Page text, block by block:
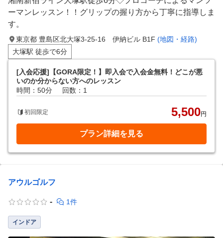
ーマンレッスン！！グリップの握り方から丁寧に指導しま
す。
東京都 豊島区北大塚3-25-16 伊納ビル B1F (地図・経路)
大塚駅 徒歩で6分
[入会応援]【GORA限定！】即入会で入会金無料！どこが悪
いのか分からない方へのレッスン
時間：50分
回数：1
初回限定 5,500円
プラン詳細を見る
アウルゴルフ
- 1件
インドア